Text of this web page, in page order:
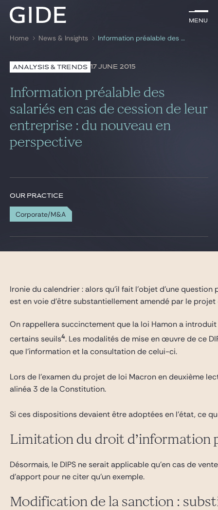
Menu
Search by keywords
Menu
Lawyers
Practices
Global
News & Insights
Gide Pro Bono and CSR
Blog Real Estate
Home News & Insights Information préalable des salariés en cas de cession de leur entreprise : du nouveau en perspective
ANALYSIS & TRENDS 17 JUNE 2015
Information préalable des
salariés en cas de cession de leur
entreprise : du nouveau en
perspective
OUR PRACTICE
Corporate/M&A
Ironie du calendrier : alors qu’il fait l’objet d’une
est en voie d’être substantiellement amendé par le
On rappellera succinctement que la loi Hamon a
certains seuils4. Les modalités de mise en œuvre de ce
que l’information et la consultation de celui-ci.
Lors de l’examen du projet de loi Macron en deuxième
alinéa 3 de la Constitution.
Si ces dispositions devaient être adoptées en l’état, ce
Limitation du droit d’information
Désormais, le DIPS ne serait applicable qu’en cas de
d’apport pour ne citer qu’un exemple.
Modification de la sanction :